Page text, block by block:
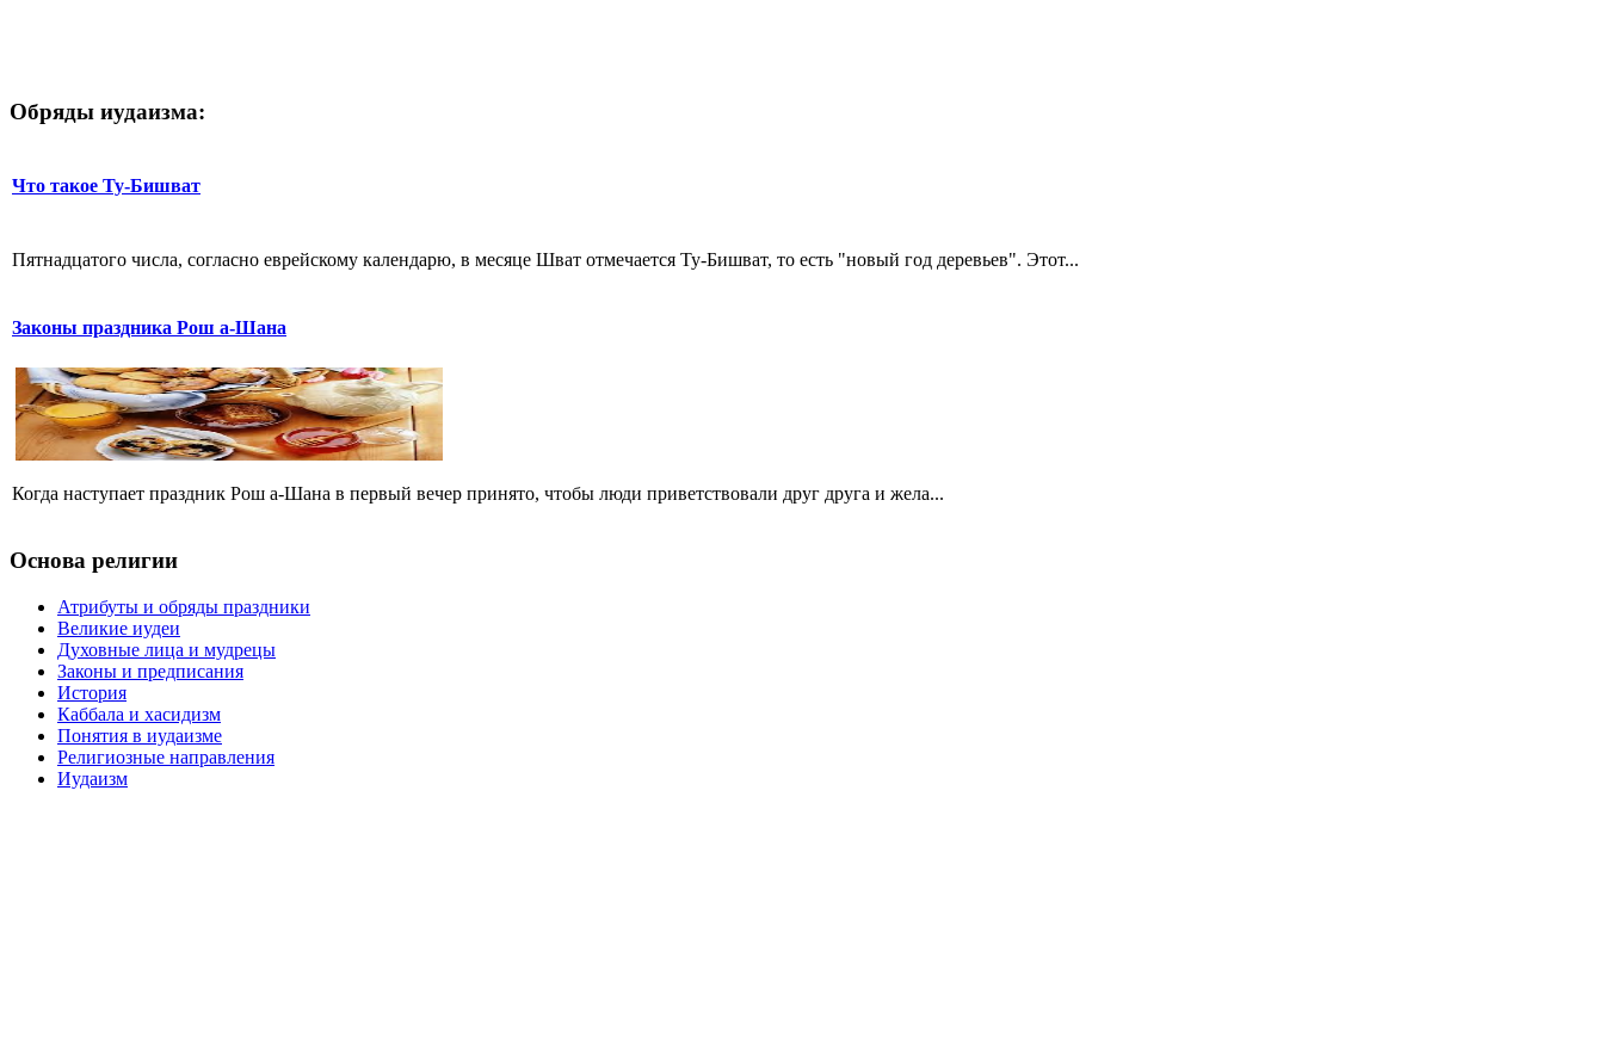
Обряды иудаизма:
Что такое Ту-Бишват
Пятнадцатого числа, согласно еврейскому календарю, в месяце Шват отмечается Ту-Бишват, то есть "новый год деревьев". Этот...
Законы праздника Рош а-Шана
Когда наступает праздник Рош а-Шана в первый вечер принято, чтобы люди приветствовали друг друга и жела...
Основа религии
Атрибуты и обряды праздники
Великие иудеи
Духовные лица и мудрецы
Законы и предписания
История
Каббала и хасидизм
Понятия в иудаизме
Религиозные направления
Иудаизм